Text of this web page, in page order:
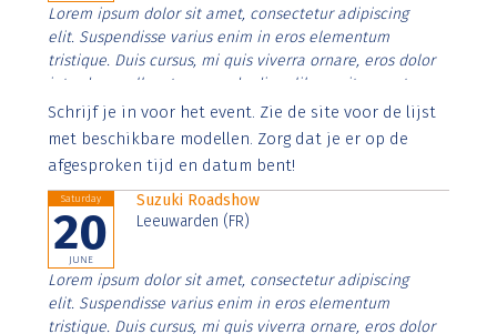
Lorem ipsum dolor sit amet, consectetur adipiscing
elit. Suspendisse varius enim in eros elementum
tristique. Duis cursus, mi quis viverra ornare, eros dolor
interdum nulla, ut commodo diam libero vitae erat.
Aenean faucibus nibh et justo cursus id rutrum lorem
imperdiet. Nunc ut sem vitae risus tristique posuere.
Schrijf je in voor het event. Zie de site voor de lijst
met beschikbare modellen. Zorg dat je er op de
afgesproken tijd en datum bent!
Saturday
20
JUNE
Suzuki Roadshow
Leeuwarden (FR)
Lorem ipsum dolor sit amet, consectetur adipiscing
elit. Suspendisse varius enim in eros elementum
tristique. Duis cursus, mi quis viverra ornare, eros dolor